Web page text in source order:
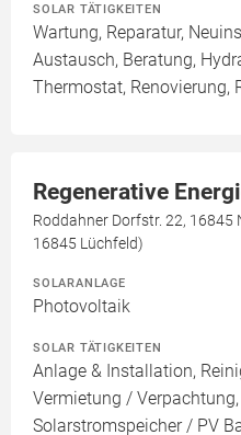
SOLAR TÄTIGKEITEN
Wartung, Reparatur,
Austausch, Beratung,
Thermostat, Renovierung,
Regenerative
Roddahner Dorfstr. 22, 16845
16845 Lüchfeld)
SOLARANLAGE
Photovoltaik
SOLAR TÄTIGKEITEN
Anlage & Installation,
Vermietung /
Solarstromspeicher / PV